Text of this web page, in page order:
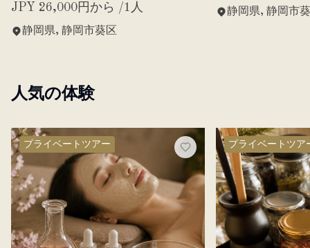
JPY 26,000円から /1人
静岡県, 静岡市葵区
静岡県, 静岡市
人気の体験
プライベートツアー プライベートツア